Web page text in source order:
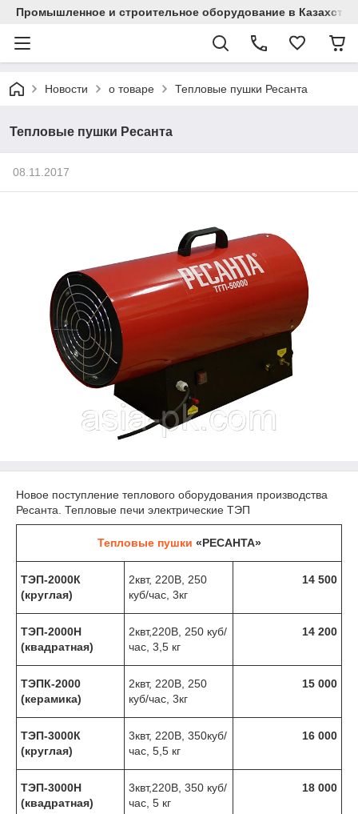
Промышленное и строительное оборудование в
Новости о товаре Тепловые пушки Ресанта
Тепловые пушки Ресанта
08.11.2017
Новое поступление теплового оборудования производства
Ресанта. Тепловые печи электрические ТЭП
Тепловые пушки «РЕСАНТА»
ТЭП-2000К
(круглая)
2квт, 220В, 250
куб/час, 3кг
14 500
ТЭП-2000Н
(квадратная)
2квт,220В, 250 куб/
час, 3,5 кг
14 200
ТЭПК-2000
(керамика)
2квт, 220В, 250
куб/час, 3кг
15 000
ТЭП-3000К
(круглая)
3квт, 220В, 350куб/
час, 5,5 кг
16 000
ТЭП-3000Н
(квадратная)
3квт,220В, 350 куб/
час, 5 кг
18 000